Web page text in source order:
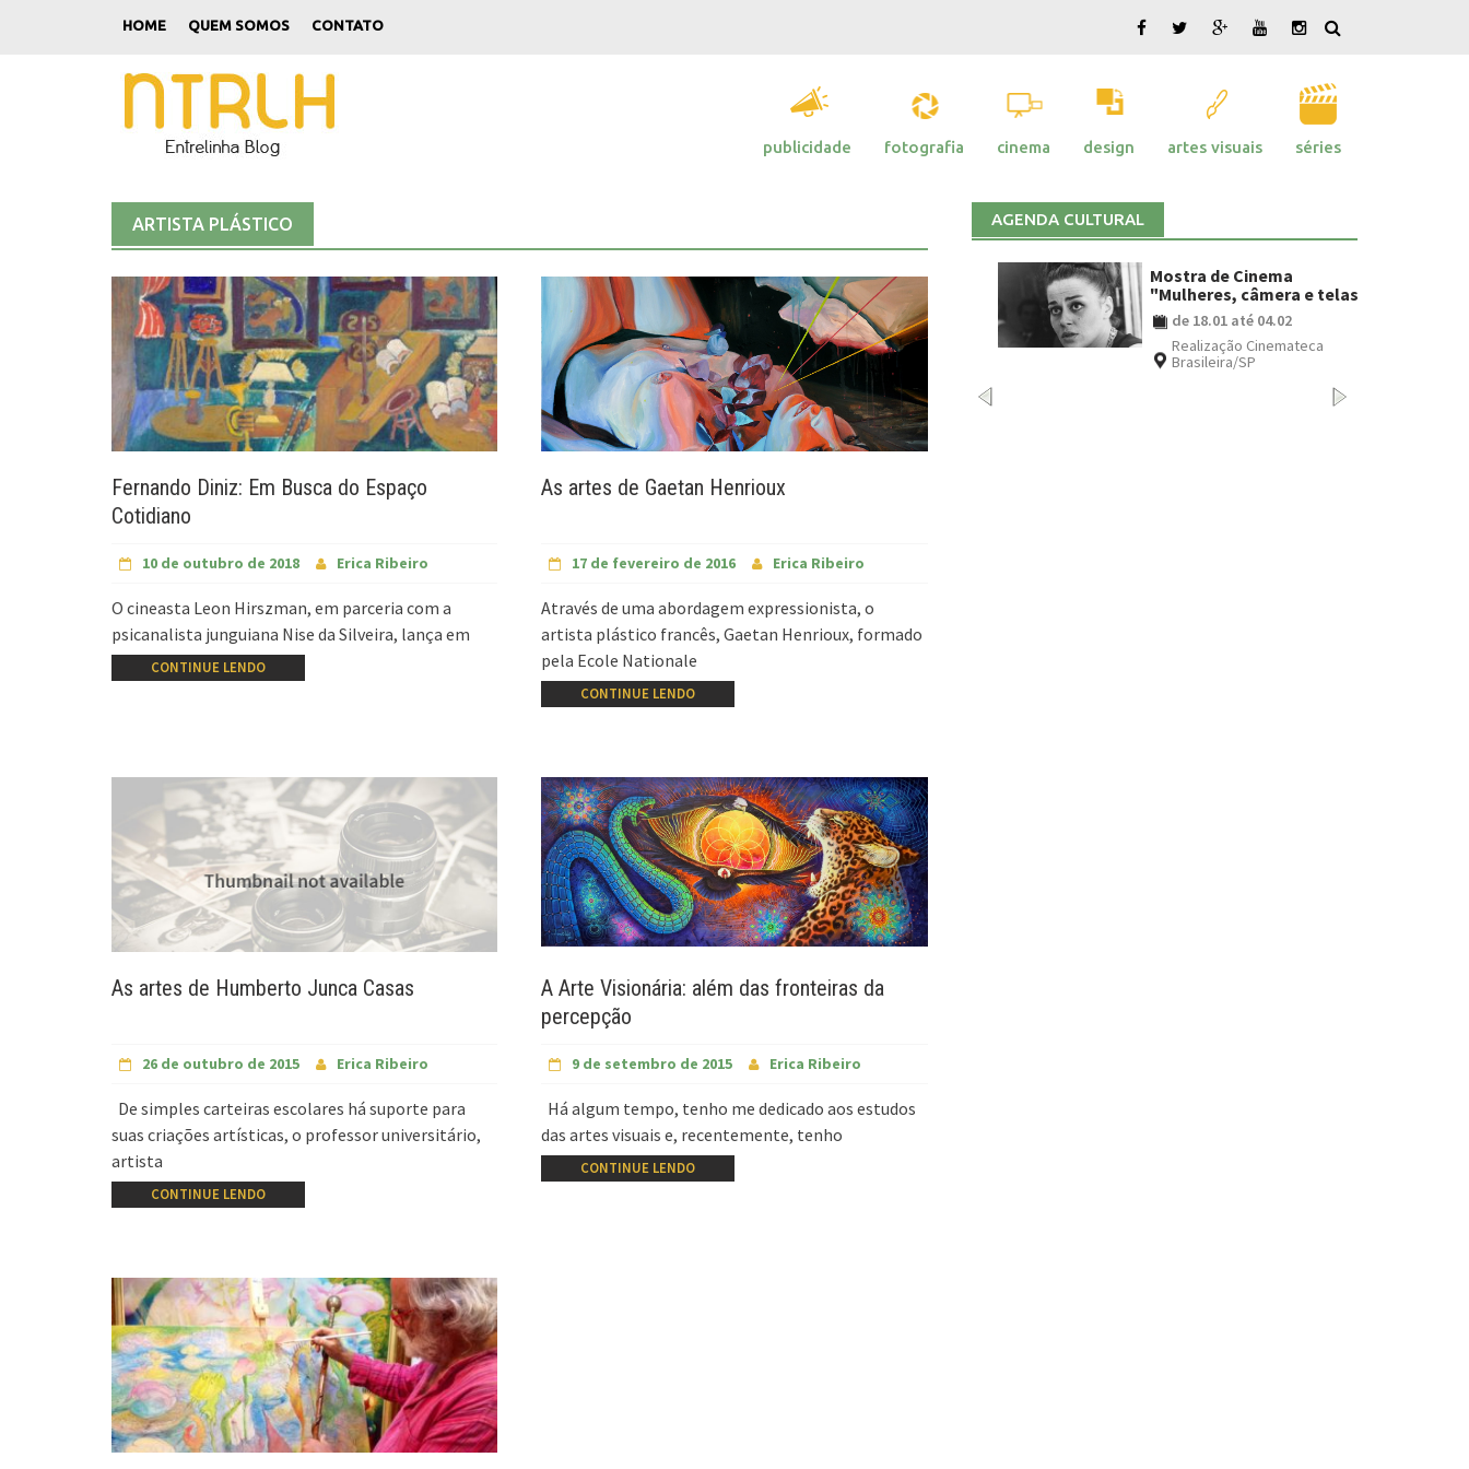
HOME QUEM SOMOS CONTATO
publicidade fotografia cinema design artes visuais séries
ARTISTA PLÁSTICO
Fernando Diniz: Em Busca do Espaço
Cotidiano
10 de outubro de 2018 Erica Ribeiro
O cineasta Leon Hirszman, em parceria com a
psicanalista junguiana Nise da Silveira, lança em
CONTINUE LENDO
As artes de Gaetan Henrioux
17 de fevereiro de 2016 Erica Ribeiro
Através de uma abordagem expressionista, o
artista plástico francês, Gaetan Henrioux, formado
pela Ecole Nationale
CONTINUE LENDO
As artes de Humberto Junca Casas
26 de outubro de 2015 Erica Ribeiro
De simples carteiras escolares há suporte para
suas criações artísticas, o professor universitário,
artista
CONTINUE LENDO
A Arte Visionária: além das fronteiras da
percepção
9 de setembro de 2015 Erica Ribeiro
Há algum tempo, tenho me dedicado aos estudos
das artes visuais e, recentemente, tenho
CONTINUE LENDO
AGENDA CULTURAL
Mostra de Cinema
"Mulheres, câmera e telas"
de 18.01 até 04.02
Realização Cinemateca
Brasileira/SP